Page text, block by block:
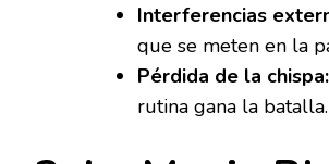
Interferencias
que se meten en la
Pérdida de la chispa:
rutina gana la batalla.